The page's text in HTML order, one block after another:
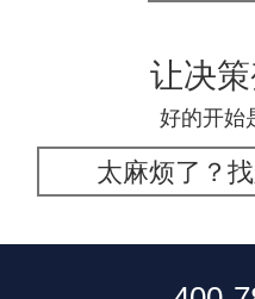
让决
好的开始
太麻烦了？